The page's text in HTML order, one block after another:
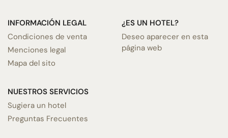
INFORMACIÓN LEGAL
Condiciones de venta
Menciones legal
Mapa del sito
NUESTROS SERVICIOS
Sugiera un hotel
Preguntas Frecuentes
¿ES UN HOTEL?
Deseo aparecer en esta
página web